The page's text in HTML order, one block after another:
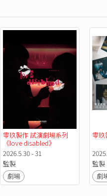
零玖製作 試演劇場系列
《love disabled》
2026.5.30 - 31
監製
劇場
零玖
監製
劇